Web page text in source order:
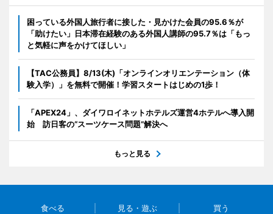
困っている外国人旅行者に接した・見かけた会員の95.6％が
「助けたい」日本滞在経験のある外国人講師の95.7％は「もっ
と気軽に声をかけてほしい」
【TAC公務員】8/13(木)「オンラインオリエンテーション（体
験入学）」を無料で開催！学習スタートはじめの1歩！
「APEX24」、ダイワロイネットホテルズ運営4ホテルへ導入開
始 訪日客の“スーツケース問題”解決へ
もっと見る
食べる 見る・遊ぶ 買う